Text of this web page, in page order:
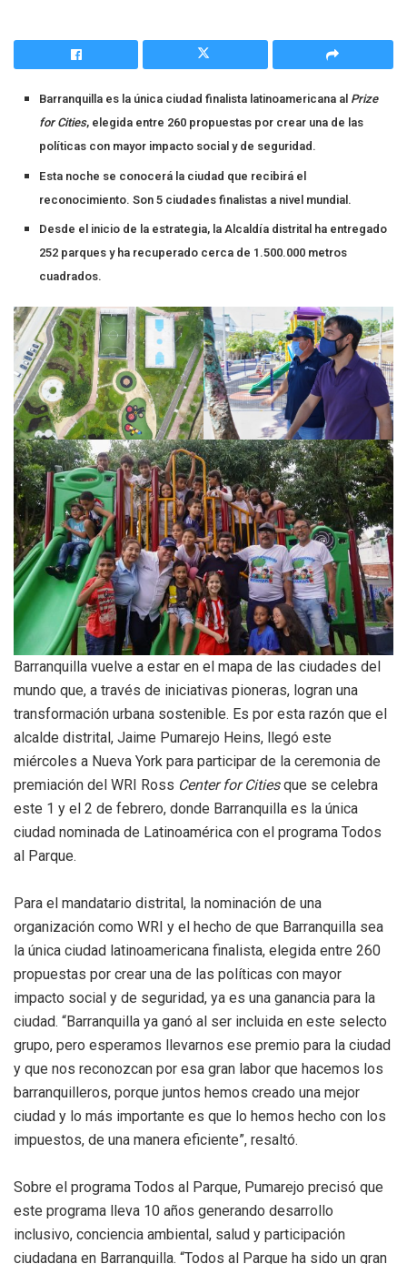
Barranquilla es la única ciudad finalista latinoamericana al Prize
for Cities, elegida entre 260 propuestas por crear una de las
políticas con mayor impacto social y de seguridad.
Esta noche se conocerá la ciudad que recibirá el
reconocimiento. Son 5 ciudades finalistas a nivel mundial.
Desde el inicio de la estrategia, la Alcaldía distrital ha entregado
252 parques y ha recuperado cerca de 1.500.000 metros
cuadrados.
Barranquilla vuelve a estar en el mapa de las ciudades del
mundo que, a través de iniciativas pioneras, logran una
transformación urbana sostenible. Es por esta razón que el
alcalde distrital, Jaime Pumarejo Heins, llegó este
miércoles a Nueva York para participar de la ceremonia de
premiación del WRI Ross Center for Citiesque se celebra
este 1 y el 2 de febrero, donde Barranquilla es la única
ciudad nominada de Latinoamérica con el programa Todos
al Parque.
Para el mandatario distrital, la nominación de una
organización como WRI y el hecho de que Barranquilla sea
la única ciudad latinoamericana finalista, elegida entre 260
propuestas por crear una de las políticas con mayor
impacto social y de seguridad, ya es una ganancia para la
ciudad. “Barranquilla ya ganó al ser incluida en este selecto
grupo, pero esperamos llevarnos ese premio para la ciudad
y que nos reconozcan por esa gran labor que hacemos los
barranquilleros, porque juntos hemos creado una mejor
ciudad y lo más importante es que lo hemos hecho con los
impuestos, de una manera eficiente”, resaltó.
Sobre el programa Todos al Parque, Pumarejo precisó que
este programa lleva 10 años generando desarrollo
inclusivo, conciencia ambiental, salud y participación
ciudadana en Barranquilla. “Todos al Parque ha sido un gran